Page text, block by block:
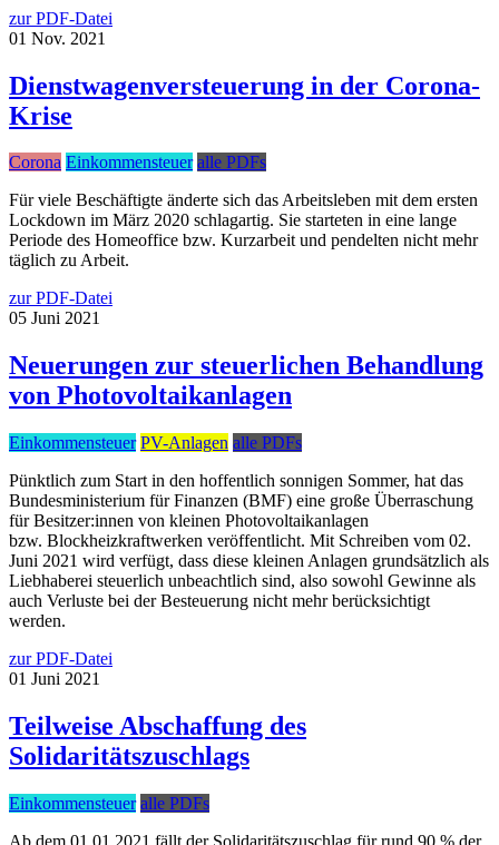
zur PDF-Datei
01 Nov. 2021
Dienstwagenversteuerung in der Corona-
Krise
Corona Einkommensteuer alle PDFs
Für viele Beschäftigte änderte sich das Arbeitsleben mit dem ersten
Lockdown im März 2020 schlagartig. Sie starteten in eine lange
Periode des Homeoffice bzw. Kurzarbeit und pendelten nicht mehr
täglich zu Arbeit.
zur PDF-Datei
05 Juni 2021
Neuerungen zur steuerlichen Behandlung
von Photovoltaikanlagen
Einkommensteuer PV-Anlagen alle PDFs
Pünktlich zum Start in den hoffentlich sonnigen Sommer, hat das
Bundesministerium für Finanzen (BMF) eine große Überraschung
für Besitzer:innen von kleinen Photovoltaikanlagen
bzw. Blockheizkraftwerken veröffentlicht. Mit Schreiben vom 02.
Juni 2021 wird verfügt, dass diese kleinen Anlagen grundsätzlich als
Liebhaberei steuerlich unbeachtlich sind, also sowohl Gewinne als
auch Verluste bei der Besteuerung nicht mehr berücksichtigt
werden.
zur PDF-Datei
01 Juni 2021
Teilweise Abschaffung des
Solidaritätszuschlags
Einkommensteuer alle PDFs
Ab dem 01.01.2021 fällt der Solidaritätszuschlag für rund 90 % der